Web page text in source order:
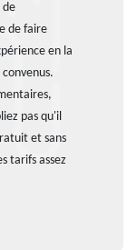
de
de faire
en la
pas qu'il
et sans
tarifs assez